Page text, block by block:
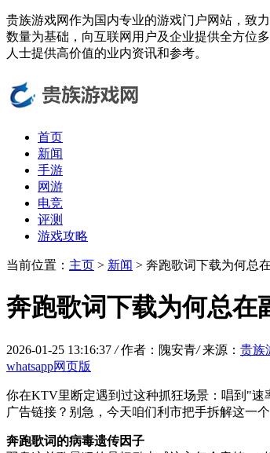
贵族游戏网作为国内专业的游戏门户网站，致
数量为基础，向互联网用户及企业提供全方位
人士提供高价值的业内资讯和参考。
首页
新闻
手游
网游
电竞
评测
游戏攻略
当前位置： 主页 > 新闻 > 奔跑歌词下载为何总
奔跑歌词下载为何总在
2026-01-25 13:16:37 / 作者：隗安青/ 来源： 贵族
whatsapp网页版
你在KTV里断定遇到过这种抓狂场景：唱到"
广告链接？别急，今天咱们利市把手拆解这一
奔跑歌词的病毒遗传因子